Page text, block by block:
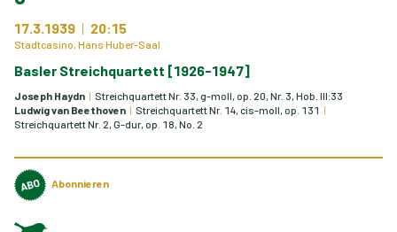
17.3.1939 20:15
Stadtcasino, Hans Huber-Saal
Basler Streichquartett [1926-1947]
Joseph Haydn
Streichquartett Nr. 33, g-moll, op. 20, Nr. 3, Hob. III:33
Ludwig van Beethoven
Streichquartett Nr. 14, cis-moll, op. 131
Streichquartett Nr. 2, G-dur, op. 18, No. 2
Abonnieren